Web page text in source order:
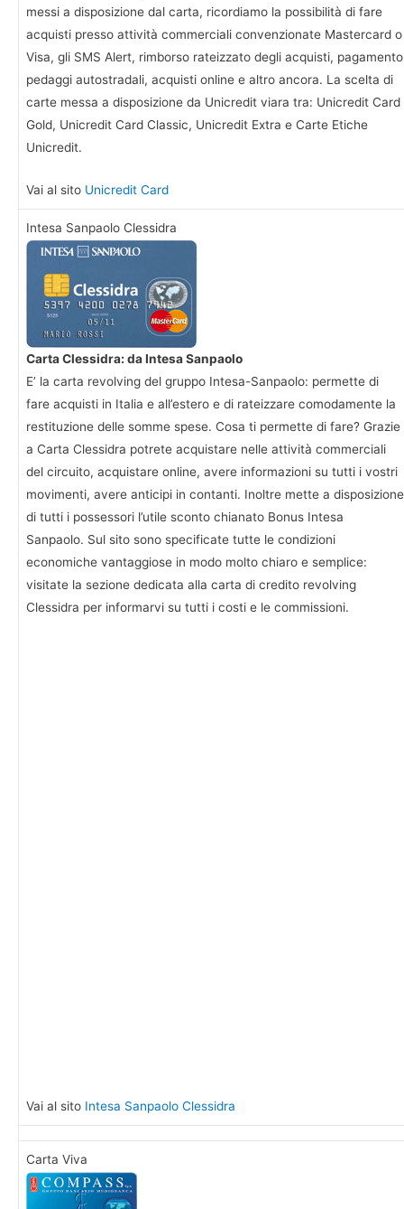
messi a disposizione dal carta, ricordiamo la possibilità di fare
acquisti presso attività commerciali convenzionate Mastercard o
Visa, gli SMS Alert, rimborso rateizzato degli acquisti, pagamento
pedaggi autostradali, acquisti online e altro ancora. La scelta di
carte messa a disposizione da Unicredit viara tra: Unicredit Card
Gold, Unicredit Card Classic, Unicredit Extra e Carte Etiche
Unicredit.
Vai al sito Unicredit Card
Intesa Sanpaolo Clessidra
Carta Clessidra: da Intesa Sanpaolo
E’ la carta revolving del gruppo Intesa-Sanpaolo: permette di
fare acquisti in Italia e all’estero e di rateizzare comodamente la
restituzione delle somme spese. Cosa ti permette di fare? Grazie
a Carta Clessidra potrete acquistare nelle attività commerciali
del circuito, acquistare online, avere informazioni su tutti i vostri
movimenti, avere anticipi in contanti. Inoltre mette a disposizione
di tutti i possessori l’utile sconto chianato Bonus Intesa
Sanpaolo. Sul sito sono specificate tutte le condizioni
economiche vantaggiose in modo molto chiaro e semplice:
visitate la sezione dedicata alla carta di credito revolving
Clessidra per informarvi su tutti i costi e le commissioni.
Vai al sito Intesa Sanpaolo Clessidra
Carta Viva